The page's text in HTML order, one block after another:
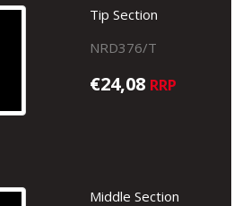
Tip Section
NRD376/T
€24,08 RRP
Middle Section